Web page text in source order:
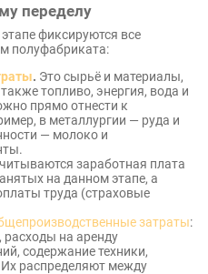
переделу
фиксируются все
полуфабриката:
. Это сырьё и материалы,
топливо, энергия, вода и
прямо отнести к
в металлургии — руда и
— молоко и
заработная плата
на данном этапе, а
труда (страховые
затраты:
на аренду
содержание техники,
распределяют между